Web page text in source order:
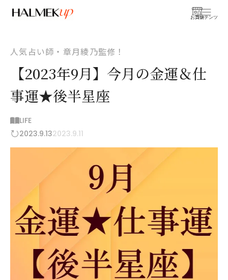
お買物
コンテンツ
人気占い師・章月綾乃監修！
【2023年9月】今月の金運＆仕
事運★後半星座
LIFE
2023.9.132023.9.11